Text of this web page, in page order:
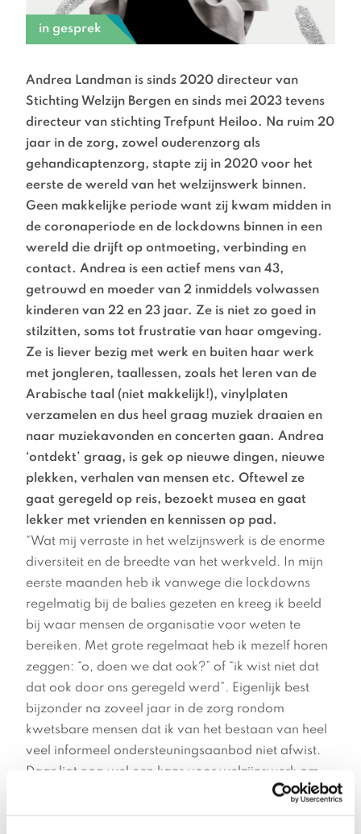
in gesprek
Andrea Landman is sinds 2020 directeur van
Stichting Welzijn Bergen en sinds mei 2023 tevens
directeur van stichting Trefpunt Heiloo. Na ruim 20
jaar in de zorg, zowel ouderenzorg als
gehandicaptenzorg, stapte zij in 2020 voor het
eerste de wereld van het welzijnswerk binnen.
Geen makkelijke periode want zij kwam midden in
de coronaperiode en de lockdowns binnen in een
wereld die drijft op ontmoeting, verbinding en
contact. Andrea is een actief mens van 43,
getrouwd en moeder van 2 inmiddels volwassen
kinderen van 22 en 23 jaar. Ze is niet zo goed in
stilzitten, soms tot frustratie van haar omgeving.
Ze is liever bezig met werk en buiten haar werk
met jongleren, taallessen, zoals het leren van de
Arabische taal (niet makkelijk!), vinylplaten
verzamelen en dus heel graag muziek draaien en
naar muziekavonden en concerten gaan. Andrea
‘ontdekt’ graag, is gek op nieuwe dingen, nieuwe
plekken, verhalen van mensen etc. Oftewel ze
gaat geregeld op reis, bezoekt musea en gaat
lekker met vrienden en kennissen op pad.
“Wat mij verraste in het welzijnswerk is de enorme
diversiteit en de breedte van het werkveld. In mijn
eerste maanden heb ik vanwege die lockdowns
regelmatig bij de balies gezeten en kreeg ik beeld
bij waar mensen de organisatie voor weten te
bereiken. Met grote regelmaat heb ik mezelf horen
zeggen: “o, doen we dat ook?” of “ik wist niet dat
dat ook door ons geregeld werd”. Eigenlijk best
bijzonder na zoveel jaar in de zorg rondom
kwetsbare mensen dat ik van het bestaan van heel
veel informeel ondersteuningsaanbod niet afwist.
Daar ligt nog wel een kans voor welzijnswerk om
het werk nog steviger in het zicht te krijgen.